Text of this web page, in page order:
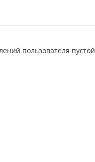
пользователя пустой